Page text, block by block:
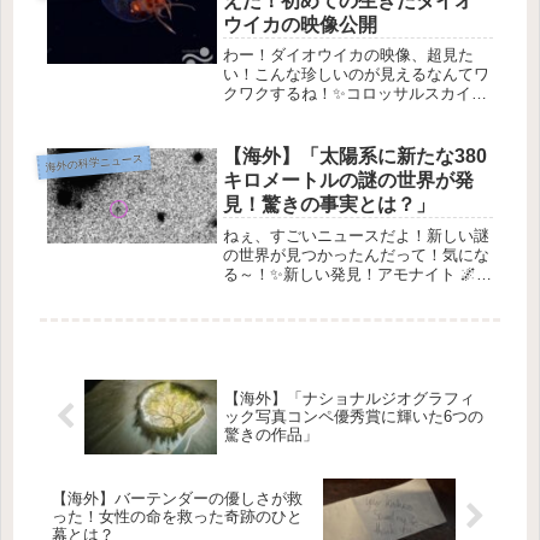
ウイカの映像公開
わー！ダイオウイカの映像、超見た
い！こんな珍しいのが見えるなんてワ
クワクするね！✨コロッサルスカイド
なんと、コロッサルスカイドが生きて
いる姿を初めて捉えた動画が公開さ...
海外の科学ニュース
【海外】「太陽系に新たな380
キロメートルの謎の世界が発
見！驚きの事実とは？」
ねぇ、すごいニュースだよ！新しい謎
の世界が見つかったんだって！気にな
る～！✨新しい発見！アモナイト 🌌ハ
【海外】「ナショナルジオグラフィ
ック写真コンペ優秀賞に輝いた6つの
驚きの作品」
【海外】バーテンダーの優しさが救
った！女性の命を救った奇跡のひと
幕とは？